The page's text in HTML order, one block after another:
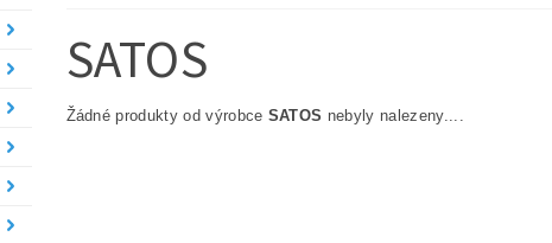
SATOS
Žádné produkty od výrobce SATOS nebyly nalezeny....